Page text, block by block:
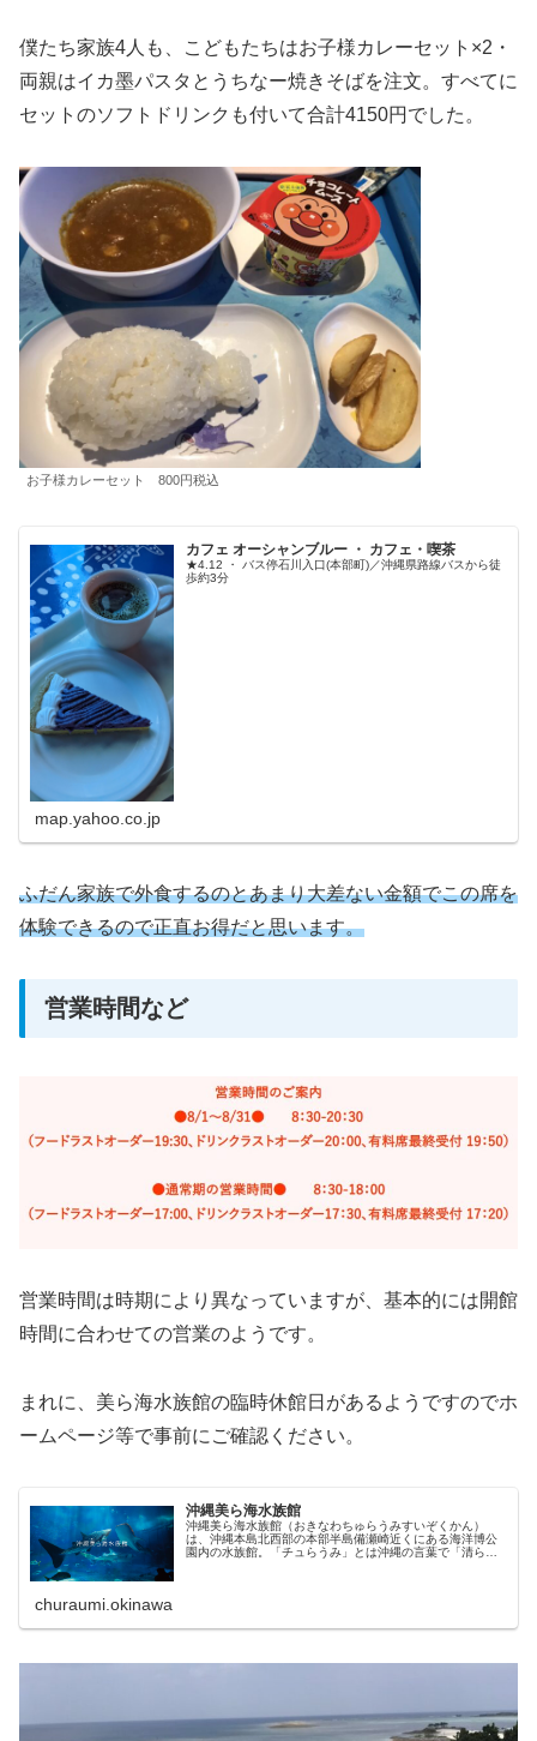
僕たち家族4人も、こどもたちはお子様カレーセット×2・
両親はイカ墨パスタとうちなー焼きそばを注文。すべてに
セットのソフトドリンクも付いて合計4150円でした。
お子様カレーセット 800円税込
カフェ オーシャンブルー ・ カフェ・喫茶
★4.12 ・ バス停石川入口(本部町)／沖縄県路線バスから徒
歩約3分
map.yahoo.co.jp
ふだん家族で外食するのとあまり大差ない金額でこの席を
体験できるので正直お得だと思います。
営業時間など
営業時間は時期により異なっていますが、基本的には開館
時間に合わせての営業のようです。
まれに、美ら海水族館の臨時休館日があるようですのでホ
ームページ等で事前にご確認ください。
沖縄美ら海水族館
沖縄美ら海水族館（おきなわちゅらうみすいぞくかん）
は、沖縄本島北西部の本部半島備瀬崎近くにある海洋博公
園内の水族館。「チュらうみ」とは沖縄の言葉で「清ら
churaumi.okinawa